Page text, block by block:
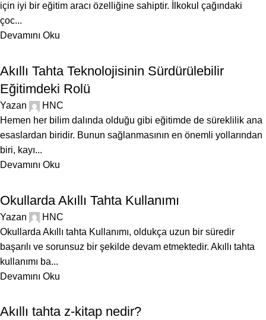
için iyi bir eğitim aracı özelliğine sahiptir. İlkokul çağındaki
çoc...
Devamını Oku
Akıllı Tahta Teknolojisinin Sürdürülebilir
Eğitimdeki Rolü
Yazan
HNC
Hemen her bilim dalında olduğu gibi eğitimde de süreklilik ana
esaslardan biridir. Bunun sağlanmasının en önemli yollarından
biri, kayı...
Devamını Oku
Okullarda Akıllı Tahta Kullanımı
Yazan
HNC
Okullarda Akıllı tahta Kullanımı, oldukça uzun bir süredir
başarılı ve sorunsuz bir şekilde devam etmektedir. Akıllı tahta
kullanımı ba...
Devamını Oku
Akıllı tahta z-kitap nedir?